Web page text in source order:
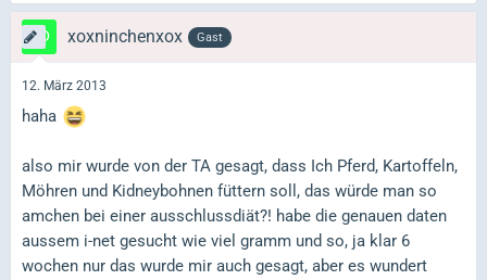
xoxninchenxox Gast
12. März 2013
haha
also mir wurde von der TA gesagt, dass Ich Pferd, Kartoffeln,
Möhren und Kidneybohnen füttern soll, das würde man so
amchen bei einer ausschlussdiät?! habe die genauen daten
aussem i-net gesucht wie viel gramm und so, ja klar 6
wochen nur das wurde mir auch gesagt, aber es wundert